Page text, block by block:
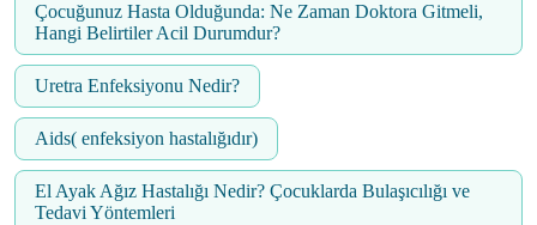
Çocuğunuz Hasta Olduğunda: Ne Zaman Doktora Gitmeli,
Hangi Belirtiler Acil Durumdur?
Uretra Enfeksiyonu Nedir?
Aids( enfeksiyon hastalığıdır)
El Ayak Ağız Hastalığı Nedir? Çocuklarda Bulaşıcılığı ve
Tedavi Yöntemleri